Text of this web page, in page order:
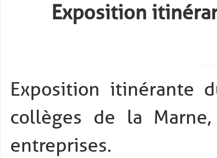
Exposition
Exposition itinérante
collèges de la
entreprises.